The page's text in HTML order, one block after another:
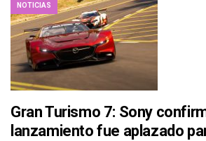
NOTICIAS
Gran Turismo 7: Sony
lanzamiento fue aplazado